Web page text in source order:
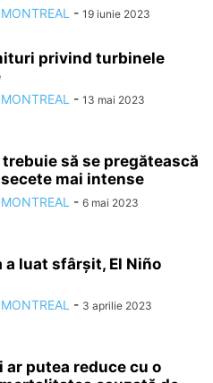
- 19 iunie 2023
privind turbinele
- 13 mai 2023
trebuie să se pregătească
mai intense
- 6 mai 2023
a luat sfârșit, El Niño
- 3 aprilie 2023
ar putea reduce cu o